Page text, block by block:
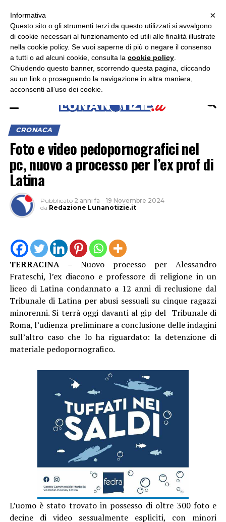
ASCOLTA RADIO LUNA
CRONACA
Foto e video pedopornografici nel
pc, nuovo a processo per l’ex prof di
Latina
Pubblicato 2 anni fa – 19 Novembre 2024
da Redazione Lunanotizie.it
TERRACINA– Nuovo processo per Alessandro
Frateschi, l’ex diacono e professore di religione in un
liceo di Latina condannato a 12 anni di reclusione dal
Tribunale di Latina per abusi sessuali su cinque ragazzi
minorenni. Si terrà oggi davanti al gip del Tribunale di
Roma, l’udienza preliminare a conclusione delle indagini
sull’altro caso che lo ha riguardato: la detenzione di
materiale pedopornografico.
L’uomo è stato trovato in possesso di oltre 300 foto e
decine di video sessualmente espliciti, con minori
×
×
Informativa
Questo sito o gli strumenti terzi da questo utilizzati si avvalgono
di cookie necessari al funzionamento ed utili alle finalità illustrate
nella cookie policy. Se vuoi saperne di più o negare il consenso
a tutti o ad alcuni cookie, consulta la cookie policy
Chiudendo questo banner, scorrendo questa pagina, cliccando
su un link o proseguendo la navigazione in altra maniera,
acconsenti all’uso dei cookie.